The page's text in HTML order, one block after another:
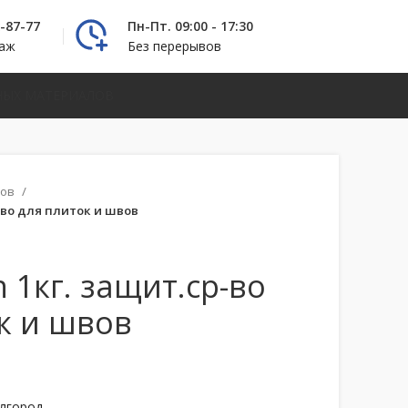
87-77
Пн-Пт. 09:00 - 17:30
Без перерывов
для плиток и швов
1кг. защит.ср-во
и швов